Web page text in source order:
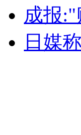
无痛分娩是否安
外交部：反对
成报
日媒